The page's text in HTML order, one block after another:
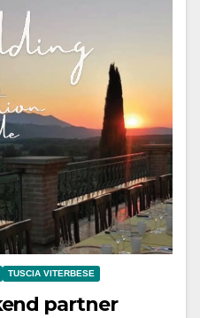
TUSCIA VITERBESE
partner